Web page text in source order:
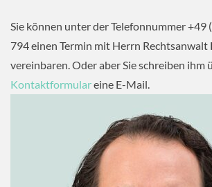
Sie können unter der Telefonnummer +49
794 einen Termin mit Herrn Rechtsanwalt
vereinbaren. Oder aber Sie schreiben ihm
Kontaktformulareine E-Mail.